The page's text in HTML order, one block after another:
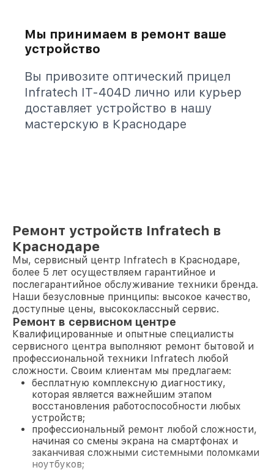
Мы принимаем в ремонт ваше
устройство
Вы привозите оптический прицел
Infratech IT-404D лично или курьер
доставляет устройство в нашу
мастерскую в Краснодаре
Ремонт устройств Infratech в
Краснодаре
Мы, сервисный центр Infratech в Краснодаре,
более 5 лет осуществляем гарантийное и
послегарантийное обслуживание техники бренда.
Наши безусловные принципы: высокое качество,
доступные цены, высококлассный сервис.
Ремонт в сервисном центре
Квалифицированные и опытные специалисты
сервисного центра выполняют ремонт бытовой и
профессиональной техники Infratech любой
сложности. Своим клиентам мы предлагаем:
бесплатную комплексную диагностику,
которая является важнейшим этапом
восстановления работоспособности любых
устройств;
профессиональный ремонт любой сложности,
начиная со смены экрана на смартфонах и
заканчивая сложными системными поломками
ноутбуков;